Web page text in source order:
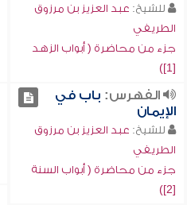
للشيخ: عبد العزيز بن مرزوق
الطريفي
جزء من محاضرة ( أبواب الزهد
[1])
الفهرس: باب في
الإيمان
للشيخ: عبد العزيز بن مرزوق
الطريفي
جزء من محاضرة ( أبواب السنة
[2])